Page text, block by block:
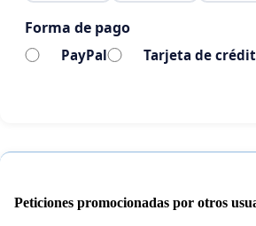
Forma de pago
PayPal Tarjeta de
Peticiones promocionadas por otros